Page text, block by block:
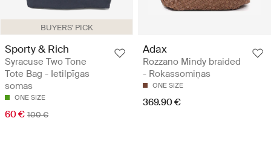
BUYERS' PICK
Sporty & Rich
Syracuse Two Tone
Tote Bag - Ietilpīgas
somas
ONE SIZE
60 € 100 €
Adax
Rozzano Mindy braided
- Rokassomiņas
ONE SIZE
369.90 €